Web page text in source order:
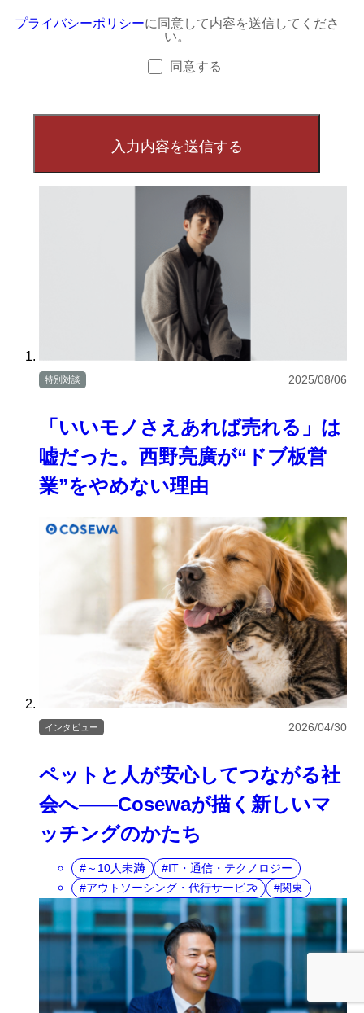
プライバシーポリシーに同意して内容を送信してくださ
い。
同意する
「いいモノさえあれば売れる」は
嘘だった。西野亮廣が“ドブ板営
業”をやめない理由
特別対談 2025/08/06
ペットと人が安心してつながる社
会へ――Cosewaが描く新しいマ
ッチングのかたち
インタビュー 2026/04/30
～10人未満
IT・通信・テクノロジー
アウトソーシング・代行サービス
関東